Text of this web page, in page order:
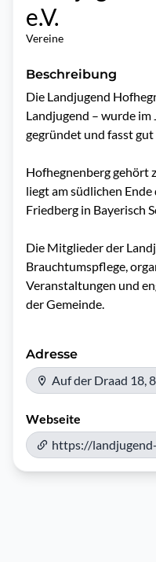
e.V.
Vereine
Beschreibung
Die Landjugend
Landjugend – wurde
gegründet und fasst
Hofhegnenberg gehört
liegt am südlichen
Friedberg in Bayerisch
Die Mitglieder der
Brauchtumspflege,
Veranstaltungen und
der Gemeinde.
Adresse
Auf der Draad 18,
Webseite
https://